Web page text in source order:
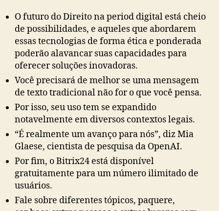
O futuro do Direito na period digital está cheio
de possibilidades, e aqueles que abordarem
essas tecnologias de forma ética e ponderada
poderão alavancar suas capacidades para
oferecer soluções inovadoras.
Você precisará de melhor se uma mensagem
de texto tradicional não for o que você pensa.
Por isso, seu uso tem se expandido
notavelmente em diversos contextos legais.
“É realmente um avanço para nós”, diz Mia
Glaese, cientista de pesquisa da OpenAI.
Por fim, o Bitrix24 está disponível
gratuitamente para um número ilimitado de
usuários.
Fale sobre diferentes tópicos, paquere,